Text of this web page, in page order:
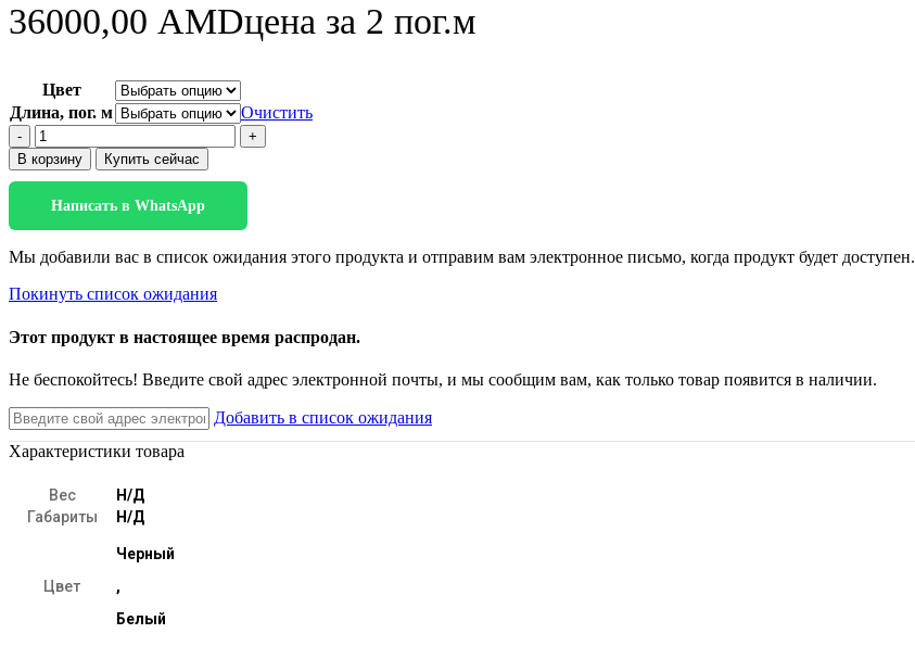
36000,00 AMDцена за 2 пог.м
Цвет
Длина, пог. м
Очистить
Количество
товара
БК
Нишевый
профиль
В корзину Купить сейчас
Написать в WhatsApp
Мы добавили вас в список ожидания этого продукта и отправим вам электронное письмо, когда продукт будет доступен.
Покинуть список ожидания
Этот продукт в настоящее время распродан.
Не беспокойтесь! Введите свой адрес электронной почты, и мы сообщим вам, как только товар появится в наличии.
Добавить в список ожидания
Характеристики товара
Вес
Н/Д
Габариты
Н/Д
Цвет
Черный
,
Белый